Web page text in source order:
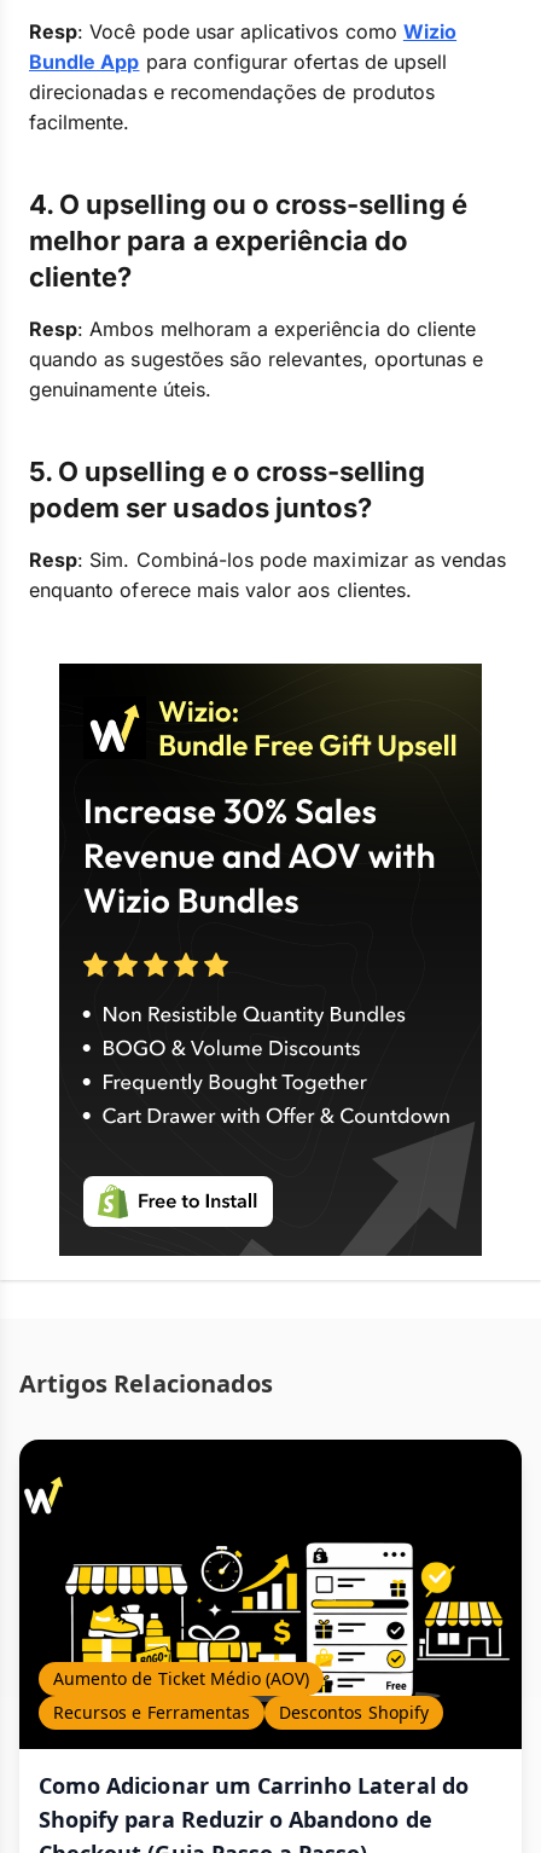
Resp: Você pode usar aplicativos como Wizio
Bundle App para configurar ofertas de upsell
direcionadas e recomendações de produtos
facilmente.
4. O upselling ou o cross-selling é
melhor para a experiência do
cliente?
Resp: Ambos melhoram a experiência do cliente
quando as sugestões são relevantes, oportunas e
genuinamente úteis.
5. O upselling e o cross-selling
podem ser usados juntos?
Resp: Sim. Combiná-los pode maximizar as vendas
enquanto oferece mais valor aos clientes.
Artigos Relacionados
Aumento de Ticket Médio (AOV)
Recursos e Ferramentas
Descontos Shopify
Como Adicionar um Carrinho Lateral do
Shopify para Reduzir o Abandono de